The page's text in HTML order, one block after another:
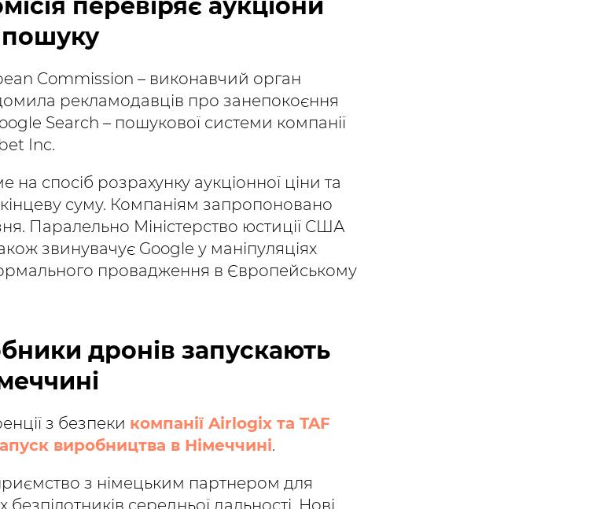
Commission – виконавчий орган
рекламодавців про занепокоєння
Search – пошукової системи компанії
Inc.
на спосіб розрахунку аукціонної ціни та
суму. Компаніям запропоновано
Паралельно Міністерство юстиції США
звинувачує Google у маніпуляціях
провадження в Європейському
дронів запускають
з безпеки компанії Airlogix та TAF
виробництва в Німеччині.
з німецьким партнером для
середньої дальності. Нові